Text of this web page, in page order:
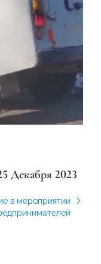
Декабря 2023
в мероприятии